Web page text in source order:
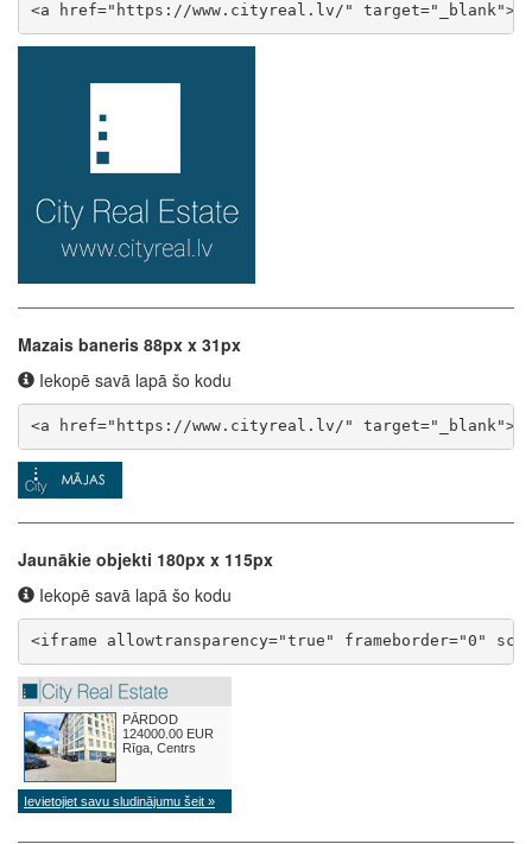
<a href="https://www.cityreal.lv/"
Mazais baneris 88px x 31px
Iekopē savā lapā šo kodu
<a href="https://www.cityreal.lv/"
Jaunākie objekti 180px x 115px
Iekopē savā lapā šo kodu
<iframe allowtransparency="true" frameborder="0"